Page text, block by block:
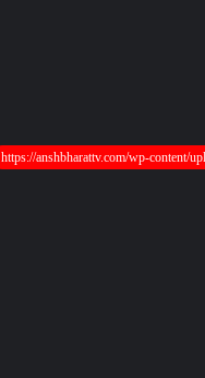
https://anshbharattv.com/wp-content/